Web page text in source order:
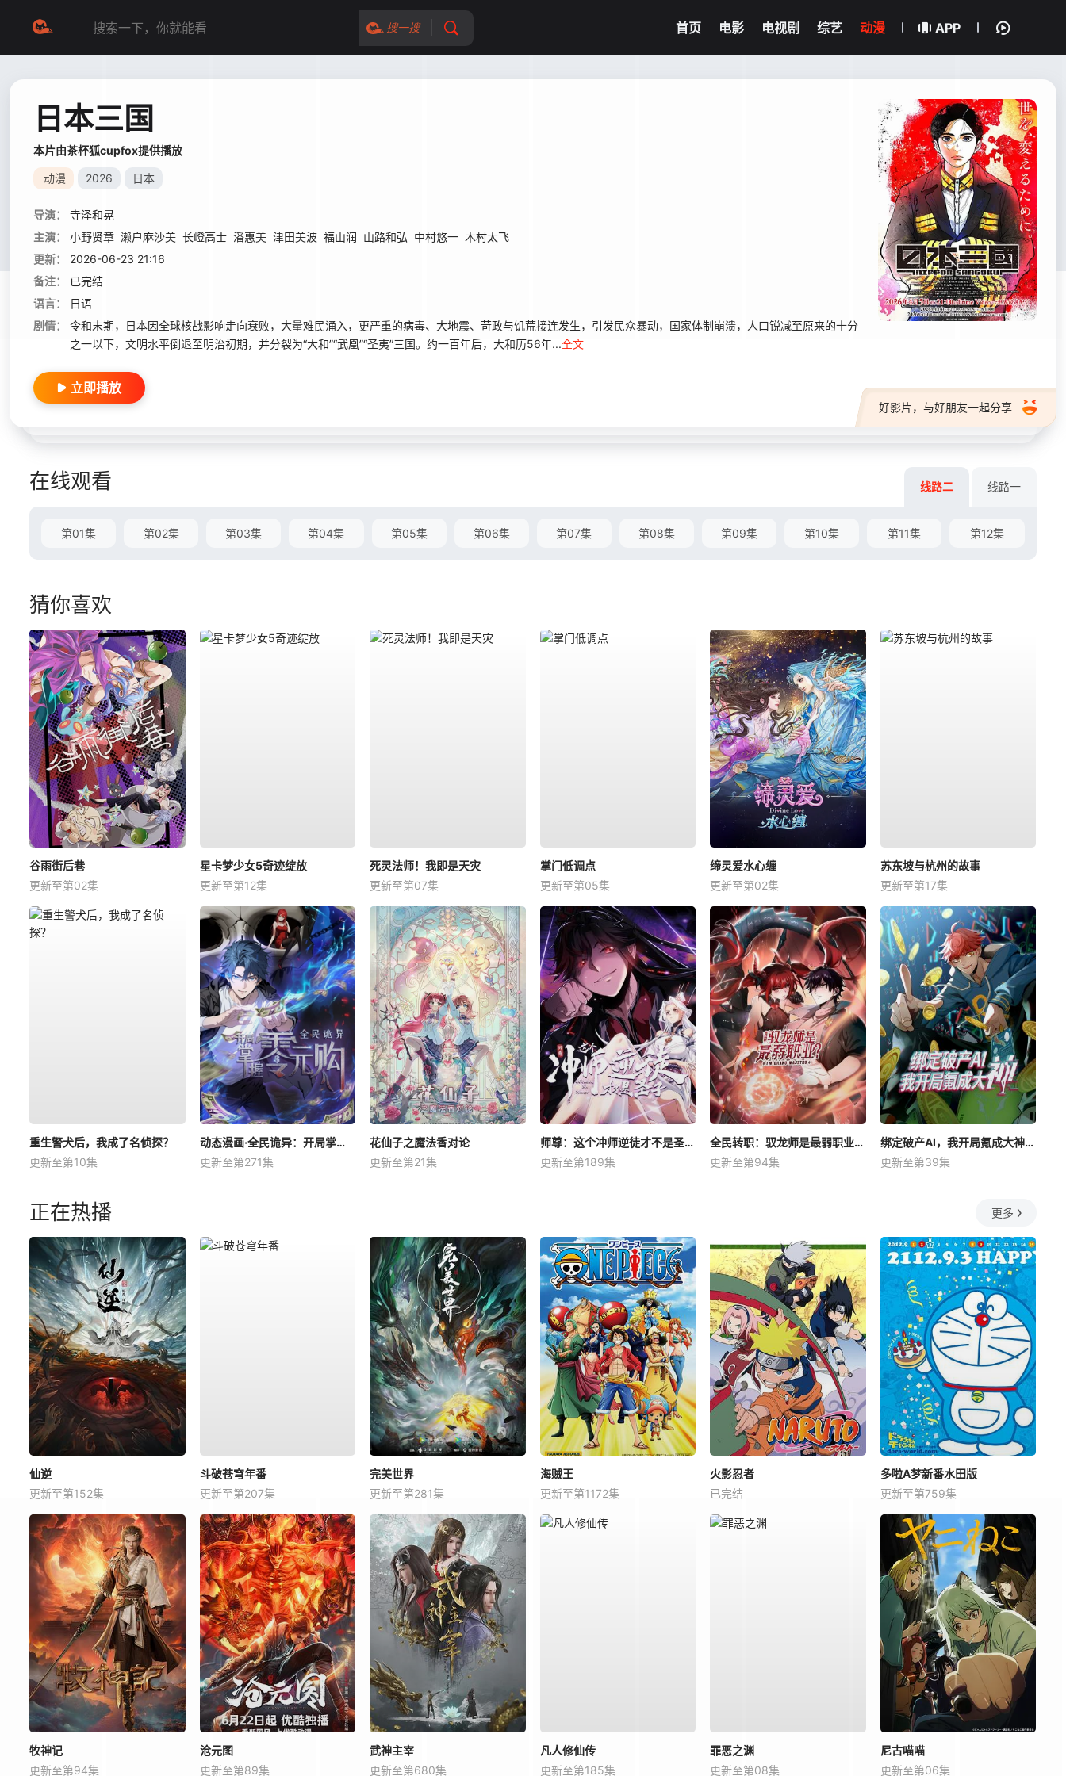
搜一搜 首页 电影 电视剧 综艺 动漫 APP
日本三国
本片由茶杯狐cupfox提供播放
动漫 2026 日本
导演：
寺泽和晃
主演：
小野贤章 濑户麻沙美 长嶝高士 潘惠美 津田美波 福山润 山路和弘 中村悠一 木村太飞
更新：
2026-06-23 21:16
备注：
已完结
语言：
日语
剧情：
令和末期，日本因全球核战影响走向衰败，大量难民涌入，更严重的病毒、大地震、苛政与饥荒接连发生，引发民众暴动，国家体制崩溃，人口锐减至原来的十分
之一以下，文明水平倒退至明治初期，并分裂为“大和”“武凰”“圣夷”三国。约一百年后，大和历56年...全文
好影片，与好朋友一起分享
立即播放
在线观看 线路二 线路一
第01集 第02集 第03集 第04集 第05集 第06集 第07集 第08集 第09集 第10集 第11集 第12集
猜你喜欢
谷雨街后巷
更新至第02集
星卡梦少女5奇迹绽放
更新至第12集
死灵法师！我即是天灾
更新至第07集
掌门低调点
更新至第05集
缔灵爱水心缠
更新至第02集
苏东坡与杭州的故事
更新至第17集
重生警犬后，我成了名侦探？
更新至第10集
动态漫画·全民诡异：开局掌握零元购
更新至第271集
花仙子之魔法香对论
更新至第21集
师尊：这个冲师逆徒才不是圣子动态漫
更新至第189集
全民转职：驭龙师是最弱职业？动态漫
更新至第94集
绑定破产AI，我开局氪成大神动态漫
更新至第39集
正在热播 更多
仙逆
更新至第152集
斗破苍穹年番
更新至第207集
完美世界
更新至第281集
海贼王
更新至第1172集
火影忍者
已完结
多啦A梦新番水田版
更新至第759集
牧神记
更新至第94集
沧元图
更新至第89集
武神主宰
更新至第680集
凡人修仙传
更新至第185集
罪恶之渊
更新至第08集
尼古喵喵
更新至第06集